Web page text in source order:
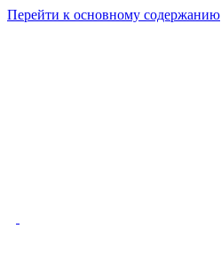
Перейти к основному содержанию